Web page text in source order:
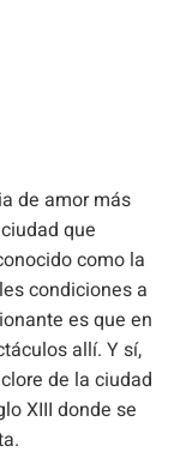
de amor más
que
como la
condiciones a
es que en
allí. Y sí,
de la ciudad
XIII donde se